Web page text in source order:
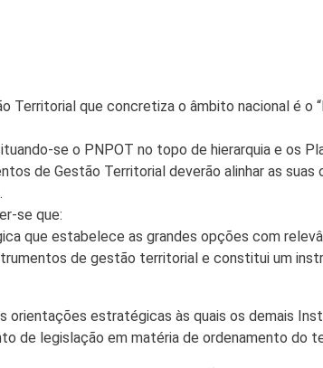
Territorial que concretiza o âmbito nacional é o
se o PNPOT no topo de hierarquia e os
de Gestão Territorial deverão alinhar as
se que:
que estabelece as grandes opções com
de gestão territorial e constitui um
estratégicas às quais os demais
de legislação em matéria de ordenamento do